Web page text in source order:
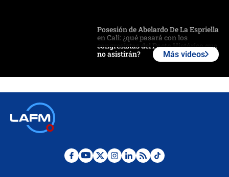
Posesión de Abelardo De La Espriella
en Cali: ¿qué pasará con los
congresistas del Pacto Histórico que
no asistirán?
¿Por qué De la Espriella gobernará
Más videos